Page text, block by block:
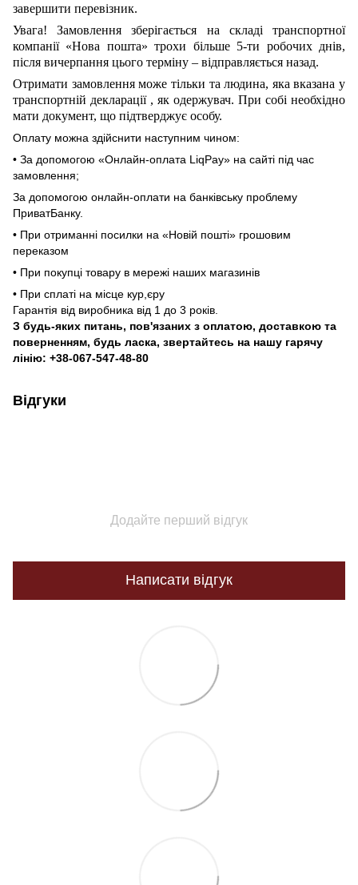
завершити перевізник.
Увага! Замовлення зберігається на складі транспортної
компанії «Нова пошта»трохи більше 5-ти робочих днів,
після вичерпання цього терміну – відправляється назад.
Отримати замовлення може тільки та людина, яка вказана у
транспортній декларації , як одержувач. При собі необхідно
мати документ, що підтверджує особу.
Оплату можна здійснити наступним чином:
• За допомогою «Онлайн-оплата LiqPay» на сайті під час
замовлення;
За допомогою онлайн-оплати на банківську проблему
ПриватБанку.
• При отриманні посилки на «Новій пошті» грошовим
переказом
• При покупці товару в мережі наших магазинів
• При сплаті на місце кур,єру
Гарантія від виробника від 1 до 3 років.
З будь-яких питань, пов'язаних з оплатою, доставкою та
поверненням, будь ласка, звертайтесь на нашу гарячу
лінію: +38-067-547-48-80
Відгуки
Додайте перший відгук
Написати відгук